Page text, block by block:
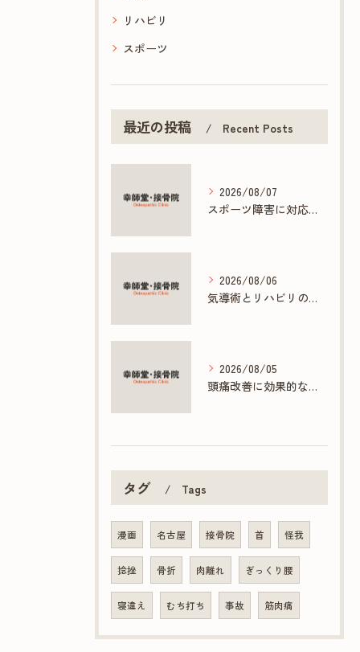
リハビリ
スポーツ
最近の投稿 Recent Posts
2026/08/07
スポーツ障害に対応する接骨院の専門施術とは
2026/08/06
気導術とリハビリの連携で促す早期回復法
2026/08/05
頭痛改善に効果的な接骨院の多彩な施術方法
タグ Tags
漫画 名古屋 接骨院 首 怪我
捻挫 骨折 肉離れ ぎっくり腰
寝違え むち打ち 事故 筋肉痛